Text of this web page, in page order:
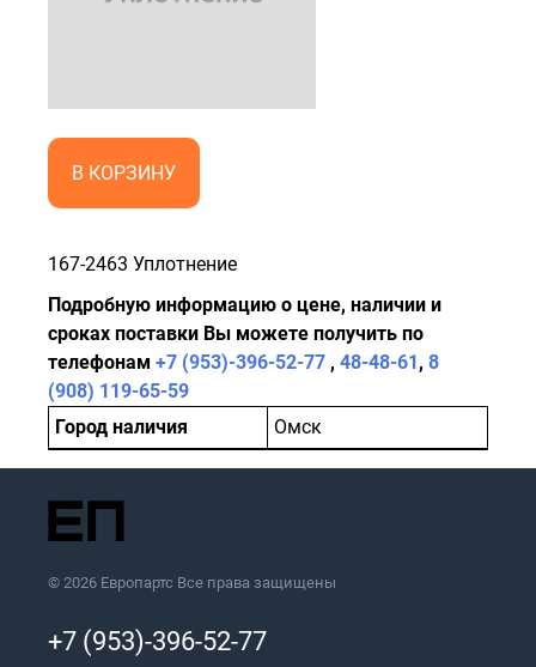
В КОРЗИНУ
167-2463 Уплотнение
Подробную информацию о цене, наличии и
сроках поставки Вы можете получить по
телефонам +7 (953)-396-52-77 , 48-48-61, 8
(908) 119-65-59
Город наличия
Омск
© 2026 Европартс Все права защищены
+7 (953)-396-52-77